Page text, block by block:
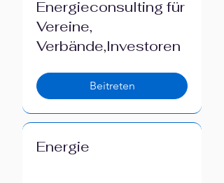
Energieconsulting für
Vereine,
Verbände,Investoren
Beitreten
Energie